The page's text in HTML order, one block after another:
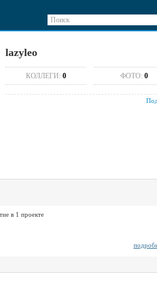
Поиск
lazyleo
КОЛЛЕГИ: 0 ФОТО: 0
в 1 проекте